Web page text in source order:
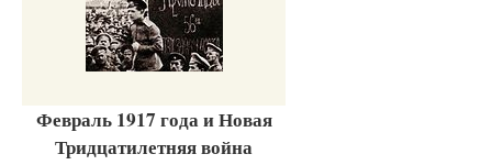
Февраль 1917 года и Новая
Тридцатилетняя война